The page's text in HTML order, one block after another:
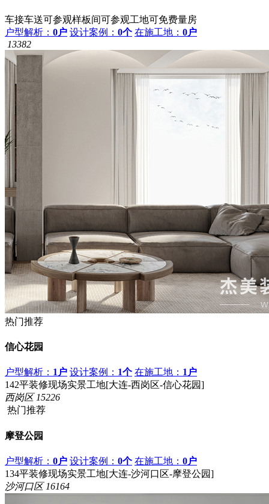
车接车送可参观样板间可参观工地可免费量房
户型解析： 0户 设计案例： 0个 在施工地： 0户
13382
热门推荐
信心花园
户型解析： 1户 设计案例： 1个 在施工地： 1户
142平装修现场实景工地[大连-西岗区-信心花园]
西岗区 15226
热门推荐
摩登公园
户型解析： 0户 设计案例： 0个 在施工地： 0户
134平装修现场实景工地[大连-沙河口区-摩登公园]
沙河口区 16164